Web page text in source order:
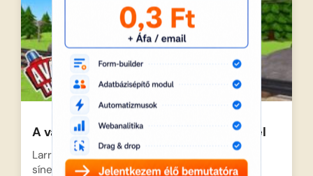
A város hősei – Egy vágányon Larryvel
Larry, a barátságos vonat vidáman zakatol a
síneken, de a…